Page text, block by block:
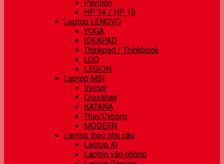
Pavilion
HP 14 / HP 15
Laptop LENOVO
YOGA
IDEAPAD
Thinkpad / Thinkbook
LOQ
LEGION
Laptop MSI
Vector
Crosshair
KATANA
Thin/Cyborg
MODERN
Laptop theo nhu cầu
Laptop AI
Laptop văn phòng